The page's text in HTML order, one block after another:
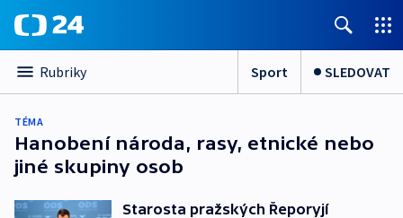
Rubriky Sport SLEDOVAT
TÉMA
Hanobení národa, rasy, etnické nebo
jiné skupiny osob
Starosta pražských Řeporyjí